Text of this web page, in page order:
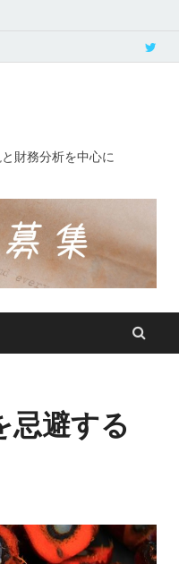
財務分析を中心に
忌避する